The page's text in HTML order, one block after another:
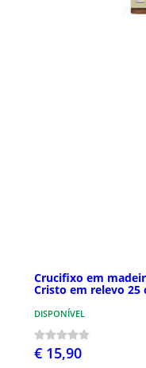
Crucifixo em
Cristo em relevo 25
DISPONÍVEL
€ 15,90